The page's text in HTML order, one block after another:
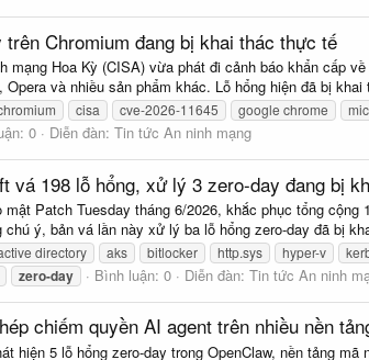
Chromium đang bị khai thác thực tế
mạng Hoa Kỳ (CISA) vừa phát đi cảnh báo khẩn cấp
và nhiều sản phẩm khác. Lỗ hổng hiện đã bị
cisa cve-2026-11645 google chrome
0 Diễn đàn: Tin tức An ninh mạng
vá 198 lỗ hổng, xử lý 3 zero-day đang bị
Patch Tuesday tháng 6/2026, khắc phục tổng
ý, bản vá lần này xử lý ba lỗ hổng zero-day đã bị
directory aks bitlocker http.sys hyper-v
zero-day Bình luận: 0 Diễn đàn: Tin tức An ninh
chiếm quyền AI agent trên nhiều nền
hiện 5 lỗ hổng zero-day trong OpenClaw, nền tảng